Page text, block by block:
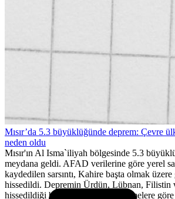
Mısır’da 5.3 büyüklüğünde deprem: Çevre
neden oldu
Mısır'ın Al Isma`iliyah bölgesinde 5.3
meydana geldi. AFAD verilerine göre yerel
kaydedilen sarsıntı, Kahire başta olmak
hissedildi. Depremin Ürdün, Lübnan, Filistin
hissedildiği belirtilirken, ilk belirlemelere göre